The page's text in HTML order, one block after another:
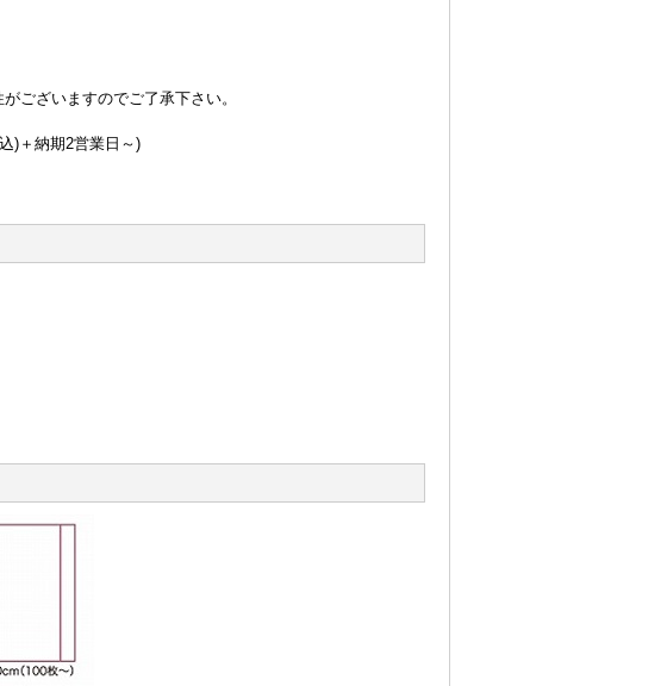
ございますのでご了承下さい。
)＋納期2営業日～)